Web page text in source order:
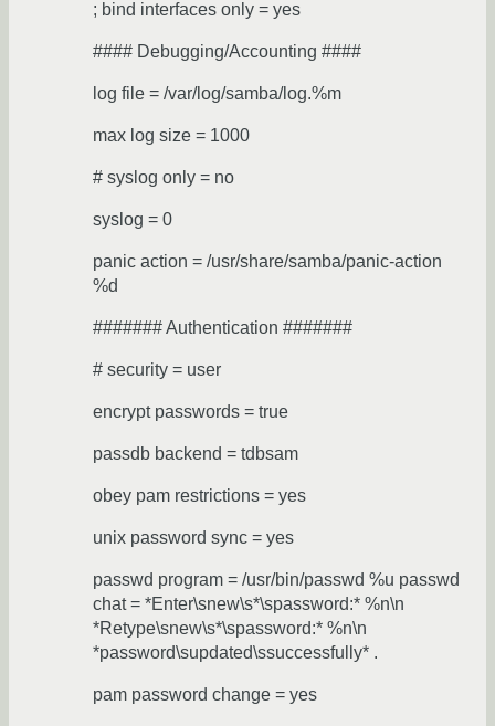
; bind interfaces only = yes
#### Debugging/Accounting ####
log file = /var/log/samba/log.%m
max log size = 1000
# syslog only = no
syslog = 0
panic action = /usr/share/samba/panic-action
%d
####### Authentication #######
# security = user
encrypt passwords = true
passdb backend = tdbsam
obey pam restrictions = yes
unix password sync = yes
passwd program = /usr/bin/passwd %u passwd
chat = *Enter\snew\s*\spassword:* %n\n
*Retype\snew\s*\spassword:* %n\n
*password\supdated\ssuccessfully* .
pam password change = yes